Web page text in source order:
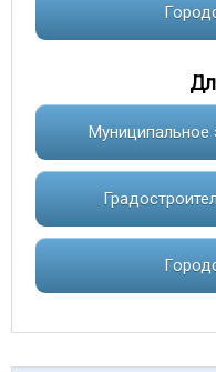
Муниципальное